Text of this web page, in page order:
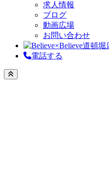
求人情報
ブログ
動画広場
お問い合わせ
電話する